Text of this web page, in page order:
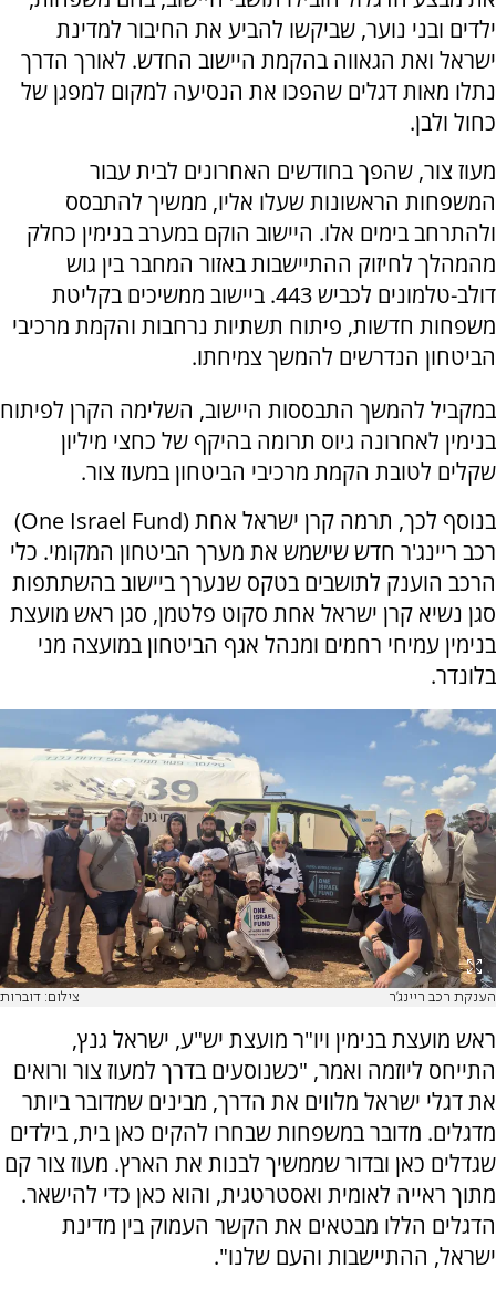
ילדים ובני נוער, שביקשו להביע את החיבור למדינת
ישראל ואת הגאווה בהקמת היישוב החדש. לאורך הדרך
נתלו מאות דגלים שהפכו את הנסיעה למקום למפגן של
כחול ולבן.
מעוז צור, שהפך בחודשים האחרונים לבית עבור
המשפחות הראשונות שעלו אליו, ממשיך להתבסס
ולהתרחב בימים אלו. היישוב הוקם במערב בנימין כחלק
מהמהלך לחיזוק ההתיישבות באזור המחבר בין גוש
דולב-טלמונים לכביש 443. ביישוב ממשיכים בקליטת
משפחות חדשות, פיתוח תשתיות נרחבות והקמת מרכיבי
הביטחון הנדרשים להמשך צמיחתו.
במקביל להמשך התבססות היישוב, השלימה הקרן לפיתוח
בנימין לאחרונה גיוס תרומה בהיקף של כחצי מיליון
שקלים לטובת הקמת מרכיבי הביטחון במעוז צור.
בנוסף לכך, תרמה קרן ישראל אחת (One Israel Fund)
רכב ריינג'ר חדש שישמש את מערך הביטחון המקומי. כלי
הרכב הוענק לתושבים בטקס שנערך ביישוב בהשתתפות
סגן נשיא קרן ישראל אחת סקוט פלטמן, סגן ראש מועצת
בנימין עמיחי רחמים ומנהל אגף הביטחון במועצה מני
בלונדר.
הענקת רכב ריינג'ר צילום: דוברות
ראש מועצת בנימין ויו"ר מועצת יש"ע, ישראל גנץ,
התייחס ליוזמה ואמר, "כשנוסעים בדרך למעוז צור ורואים
את דגלי ישראל מלווים את הדרך, מבינים שמדובר ביותר
מדגלים. מדובר במשפחות שבחרו להקים כאן בית, בילדים
שגדלים כאן ובדור שממשיך לבנות את הארץ. מעוז צור קם
מתוך ראייה לאומית ואסטרטגית, והוא כאן כדי להישאר.
הדגלים הללו מבטאים את הקשר העמוק בין מדינת
ישראל, ההתיישבות והעם שלנו".